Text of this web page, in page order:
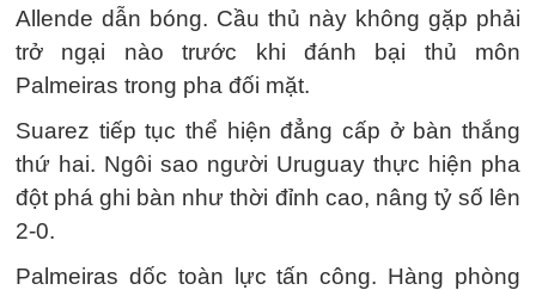
Allende dẫn bóng. Cầu thủ này không gặp phải
trở ngại nào trước khi đánh bại thủ môn
Palmeiras trong pha đối mặt.
Suarez tiếp tục thể hiện đẳng cấp ở bàn thắng
thứ hai. Ngôi sao người Uruguay thực hiện pha
đột phá ghi bàn như thời đỉnh cao, nâng tỷ số lên
2-0.
Palmeiras dốc toàn lực tấn công. Hàng phòng